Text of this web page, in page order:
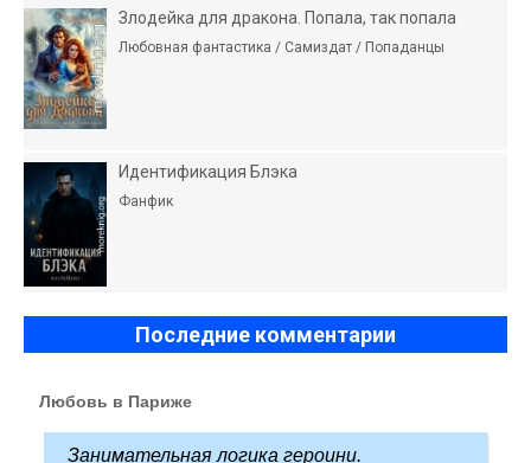
Злодейка для дракона. Попала, так попала
Любовная фантастика / Самиздат / Попаданцы
Идентификация Блэка
Фанфик
Последние комментарии
Любовь в Париже
Занимательная логика героини.